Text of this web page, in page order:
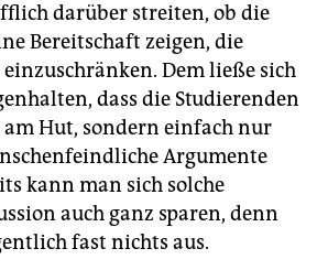
darüber streiten, ob die
Bereitschaft zeigen, die
Dem ließe sich
dass die Studierenden
Hut, sondern einfach nur
Argumente
kann man sich solche
auch ganz sparen, denn
fast nichts aus.